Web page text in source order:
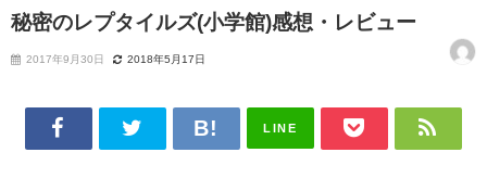
秘密のレプタイルズ(小学館)感想・レビュー
2017年9月30日 2018年5月17日
LINE